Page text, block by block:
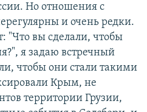
Но отношения с
и очень редки.
"Что вы сделали, чтобы
я задаю встречный
чтобы они стали такими
Крым, не
территории Грузии,